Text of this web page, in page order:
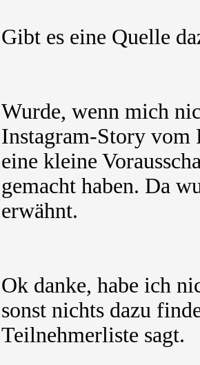
Gibt es eine Quelle
Wurde, wenn mich
Instagram-Story vom
eine kleine
gemacht haben. Da
erwähnt.
Ok danke, habe ich
sonst nichts dazu
Teilnehmerliste sagt.